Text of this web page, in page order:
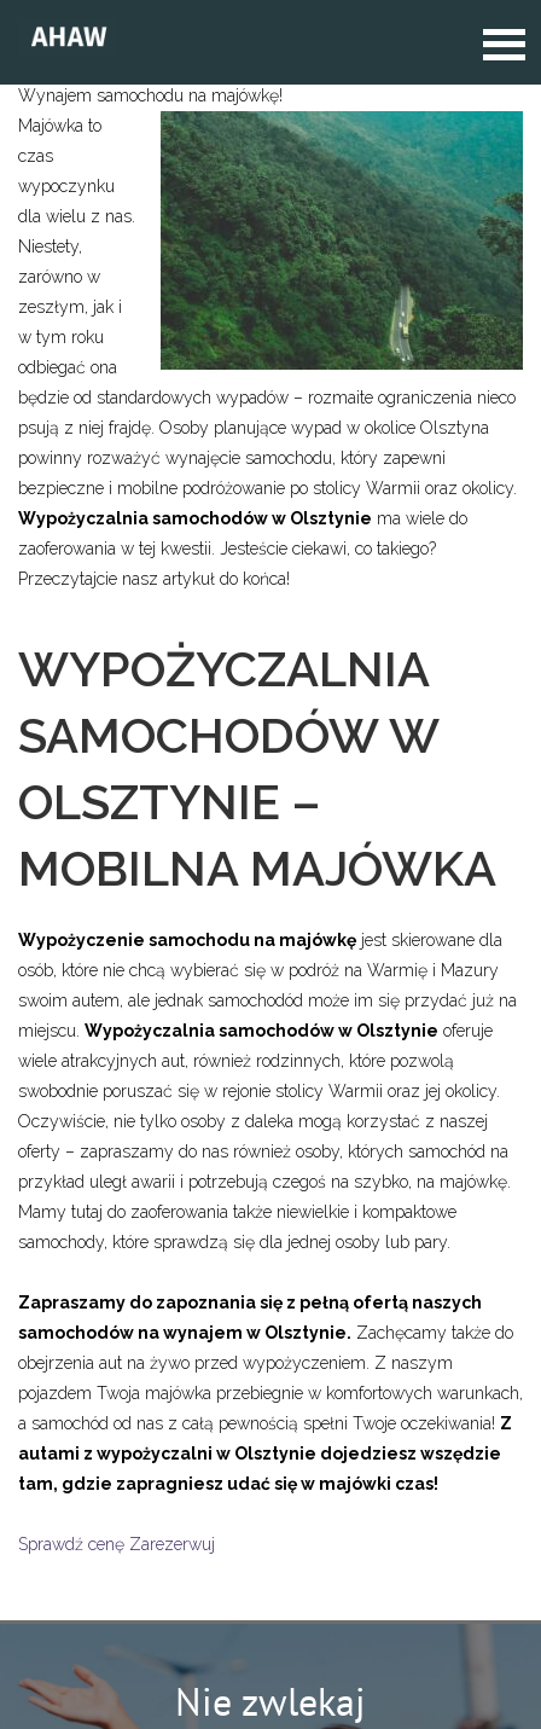
Wynajem samochodu na majówkę!
Majówka to
czas
wypoczynku
dla wielu z nas.
Niestety,
zarówno w
zeszłym, jak i
w tym roku
odbiegać ona
będzie od standardowych wypadów – rozmaite ograniczenia nieco
psują z niej frajdę. Osoby planujące wypad w okolice Olsztyna
powinny rozważyć wynajęcie samochodu, który zapewni
bezpieczne i mobilne podróżowanie po stolicy Warmii oraz okolicy.
Wypożyczalnia samochodów w Olsztynie ma wiele do
zaoferowania w tej kwestii. Jesteście ciekawi, co takiego?
Przeczytajcie nasz artykuł do końca!
WYPOŻYCZALNIA
SAMOCHODÓW W
OLSZTYNIE –
MOBILNA MAJÓWKA
Wypożyczenie samochodu na majówkę jest skierowane dla
osób, które nie chcą wybierać się w podróż na Warmię i Mazury
swoim autem, ale jednak samochodód może im się przydać już na
miejscu. Wypożyczalnia samochodów w Olsztynie oferuje
wiele atrakcyjnych aut, również rodzinnych, które pozwolą
swobodnie poruszać się w rejonie stolicy Warmii oraz jej okolicy.
Oczywiście, nie tylko osoby z daleka mogą korzystać z naszej
oferty – zapraszamy do nas również osoby, których samochód na
przykład uległ awarii i potrzebują czegoś na szybko, na majówkę.
Mamy tutaj do zaoferowania także niewielkie i kompaktowe
samochody, które sprawdzą się dla jednej osoby lub pary.
Zapraszamy do zapoznania się z pełną ofertą naszych
samochodów na wynajem w Olsztynie. Zachęcamy także do
obejrzenia aut na żywo przed wypożyczeniem. Z naszym
pojazdem Twoja majówka przebiegnie w komfortowych warunkach,
a samochód od nas z całą pewnością spełni Twoje oczekiwania! Z
autami z wypożyczalni w Olsztynie dojedziesz wszędzie
tam, gdzie zapragniesz udać się w majówki czas!
Sprawdź cenę Zarezerwuj
Nie zwlekaj